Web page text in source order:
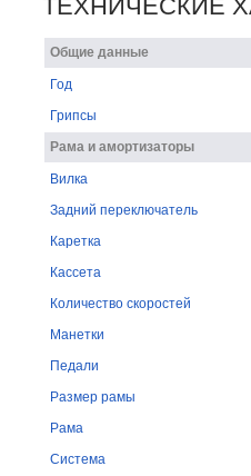
ТЕХНИЧЕСКИЕ
Общие данные
Год
Грипсы
Рама и амортизаторы
Вилка
Задний переключатель
Каретка
Кассета
Количество скоростей
Манетки
Педали
Размер рамы
Рама
Система